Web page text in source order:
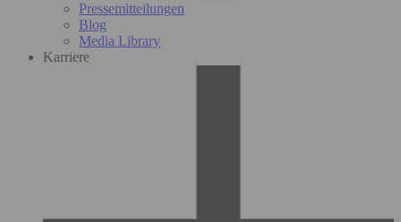
Pressemitteilungen
Blog
Media Library
Karriere